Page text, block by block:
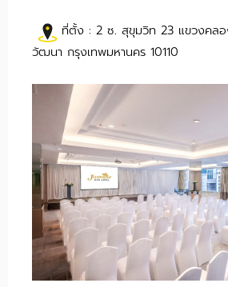
ที่ตั้ง : 2 ซ. สุขุมวิท 23 แขวงคลอ
วัฒนา กรุงเทพมหานคร 10110